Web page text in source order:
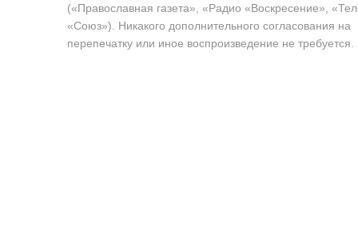
(«Православная газета», «Радио «Воскресение»,
«Союз»). Никакого дополнительного согласования на
перепечатку или иное воспроизведение не требуется.